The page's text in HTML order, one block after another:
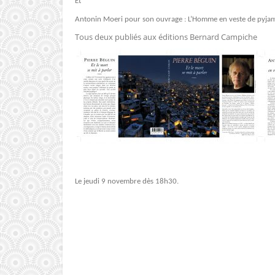
Antonin Moeri pour son ouvrage : L’Homme en veste de
Tous deux publiés aux éditions Bernard Campiche
Le jeudi 9 novembre dès 18h30.